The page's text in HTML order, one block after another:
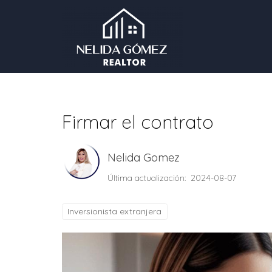
Firmar el contrato
Nelida Gomez
Última actualización: 2024-08-07
Inversionista extranjera